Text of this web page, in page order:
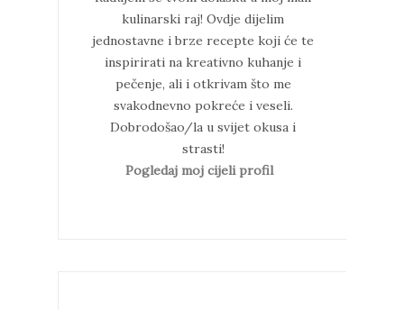
kulinarski raj! Ovdje dijelim
jednostavne i brze recepte koji će te
inspirirati na kreativno kuhanje i
pečenje, ali i otkrivam što me
svakodnevno pokreće i veseli.
Dobrodošao/la u svijet okusa i
strasti!
Pogledaj moj cijeli profil